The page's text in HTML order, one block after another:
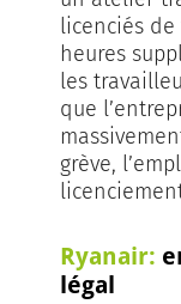
licenciés
heures
les
que
grève,
Ryanair:
légal